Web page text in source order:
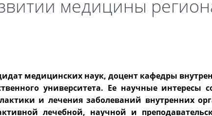
медицины
медицинских наук, доцент кафедры
университета. Ее научные интересы
и лечения заболеваний внутренних
лечебной, научной и